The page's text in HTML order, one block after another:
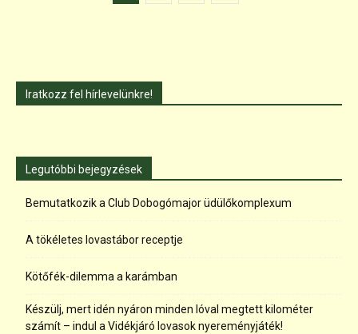
Iratkozz fel hírlevelünkre!
Legutóbbi bejegyzések
Bemutatkozik a Club Dobogómajor üdülőkomplexum
A tökéletes lovastábor receptje
Kötőfék-dilemma a karámban
Készülj, mert idén nyáron minden lóval megtett kilométer
számít – indul a Vidékjáró lovasok nyereményjáték!